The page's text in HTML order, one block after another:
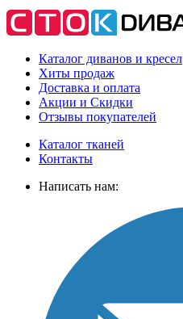
Каталог диванов и кресел
Хиты продаж
Доставка и оплата
Акции и Скидки
Отзывы покупателей
Каталог тканей
Контакты
Написать нам: